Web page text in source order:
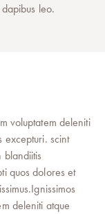
leo.
voluptatem deleniti
excepturi. scint
blandiitis
quos dolores et
deleniti atque